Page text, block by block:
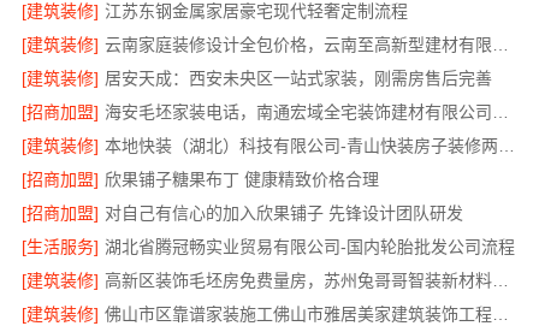
[建筑装修] 江苏东钢金属家居豪宅现代轻奢定制流程
[建筑装修]
[建筑装修] 居安天成：西安未央区一站式家装，刚需房售后完善
[招商加盟]
[建筑装修]
本地快装（湖北）科技有限公司-青山快装房子装修两房一厅
[招商加盟] 欣果铺子糖果布丁 健康精致价格合理
[招商加盟] 对自己有信心的加入欣果铺子 先锋设计团队研发
[生活服务] 湖北省腾冠畅实业贸易有限公司-国内轮胎批发公司流程
[建筑装修]
高新区装饰毛坯房免费量房，苏州兔哥哥智装新材料有限公司
[建筑装修]
佛山市区靠谱家装施工佛山市雅居美家建筑装饰工程有限公司